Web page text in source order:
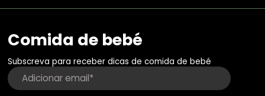
Comida de bebé
Subscreva para receber dicas de comida de bebé